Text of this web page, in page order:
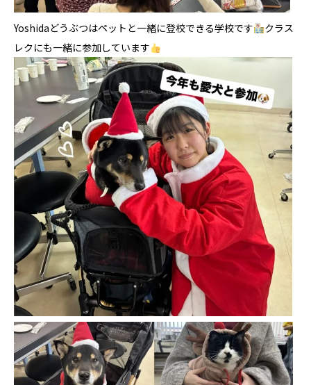
Yoshidaどうぶつはペットと一緒に登校できる学校です
クラス
レクにも一緒に参加しています